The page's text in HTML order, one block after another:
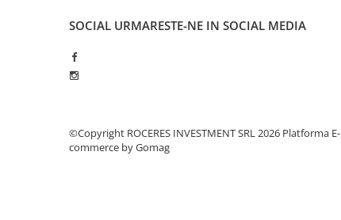
SOCIAL URMARESTE-NE IN SOCIAL MEDIA
©Copyright ROCERES INVESTMENT SRL 2026 Platforma E-
commerce by Gomag